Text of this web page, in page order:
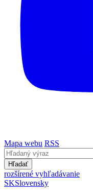
Mapa webu RSS
Hľadať
rozšírené vyhľadávanie
SKSlovensky